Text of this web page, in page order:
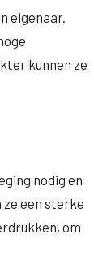
eigenaar.
kunnen ze
nodig en
ze een sterke
om